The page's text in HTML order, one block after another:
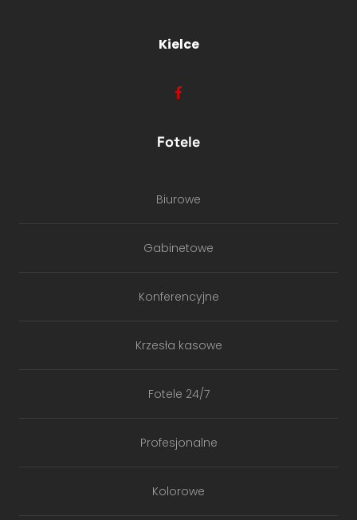
Kielce
Fotele
Biurowe
Gabinetowe
Konferencyjne
Krzesła kasowe
Fotele 24/7
Profesjonalne
Kolorowe